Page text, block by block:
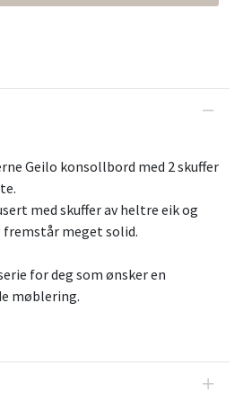
Geilo konsollbord med 2 skuffer
med skuffer av heltre eik og
fremstår meget solid.
for deg som ønsker en
møblering.